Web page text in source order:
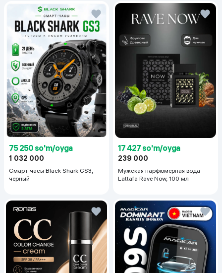
75 250 so'm/oyga
1 032 000
Смарт-часы Black Shark GS3,
черный
17 427 so'm/oyga
239 000
Мужская парфюмерная вода
Lattafa Rave Now, 100 мл